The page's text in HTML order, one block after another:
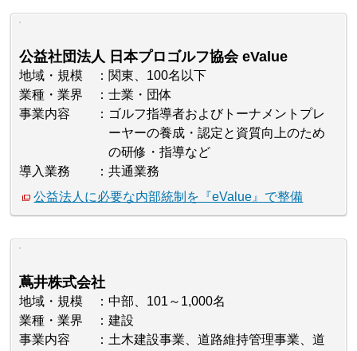
公益社団法人 日本プロゴルフ協会 eValue
地域・規模
関東、100名以下
業種・業界
士業・団体
事業内容
ゴルフ指導者およびトーナメントプレ
ーヤーの養成・認定と資質向上のため
の研修・指導など
導入業務
共通業務
公益法人に必要な内部統制を『eValue』で整備
蔦井株式会社
地域・規模
中部、101～1,000名
業種・業界
建設
事業内容
土木建設事業、道路維持管理事業、道